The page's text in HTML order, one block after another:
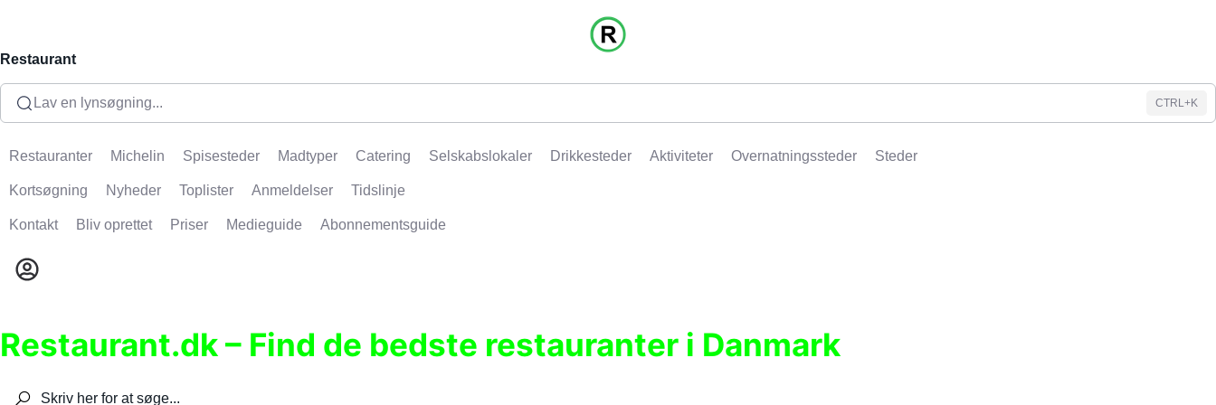
Restaurant
Lav en lynsøgning... CTRL+K
Restauranter Michelin Spisesteder Madtyper Catering Selskabslokaler Drikkesteder Aktiviteter Overnatningssteder Steder
Kortsøgning Nyheder Toplister Anmeldelser Tidslinje
Kontakt Bliv oprettet Priser Medieguide Abonnementsguide
Restaurant.dk – Find de bedste restauranter i Danmark